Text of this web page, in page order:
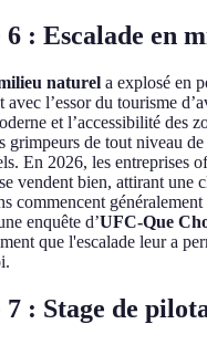
6 : Escalade en
naturel a explosé en
avec l’essor du tourisme
et l’accessibilité des
grimpeurs de tout niveau
En 2026, les entreprises
vendent bien, attirant une
commencent
enquête d’UFC-Que
que l'escalade leur a
7 : Stage de